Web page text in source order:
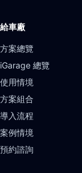
給車廠
方案總覽
iGarage 總覽
使用情境
方案組合
導入流程
案例情境
預約諮詢